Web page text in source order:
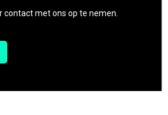
contact met ons op te nemen.